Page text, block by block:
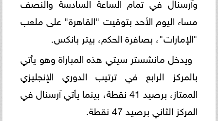
مساء اليوم الأحد بتوقيت "القاهرة" على ملعب
"الإمارات"، بصافرة الحكم، بيتر بانكس.
ويدخل مانشستر سيتي هذه المباراة وهو يأتي
بالمركز الرابع في ترتيب الدوري الإنجليزي
الممتاز، برصيد 41 نقطة، بينما يأتي آرسنال في
المركز الثاني برصيد 47 نقطة.